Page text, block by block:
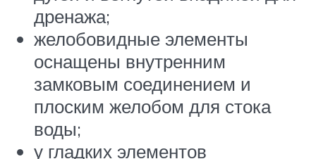
дренажа;
желобовидные элементы
оснащены внутренним
замковым соединением и
плоским желобом для стока
воды;
у гладких элементов